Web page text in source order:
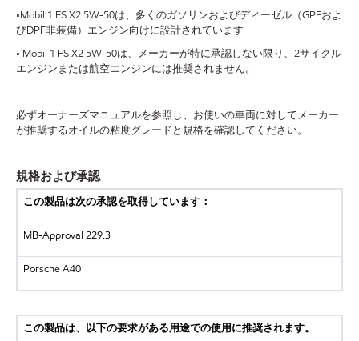
•Mobil 1 FS X2 5W-50は、多くのガソリンおよびディーゼル（GPFおよ
びDPF非装備）エンジン向けに設計されています
• Mobil 1 FS X2 5W-50は、メーカーが特に承認しない限り、2サイクル
エンジンまたは航空エンジンには推奨されません。
必ずオーナーズマニュアルを参照し、お使いの車両に対してメーカー
が推奨するオイルの粘度グレードと規格を確認してください。
規格および承認
この製品は次の承認を取得しています：
MB-Approval 229.3
Porsche A40
この製品は、以下の要求がある用途での使用に推奨されます。